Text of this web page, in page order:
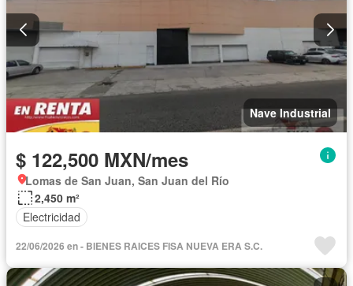
Nave Industrial
$ 122,500 MXN/mes
Lomas de San Juan, San Juan del Río
2,450 m²
Electricidad
22/06/2026 en - BIENES RAICES FISA NUEVA ERA S.C.